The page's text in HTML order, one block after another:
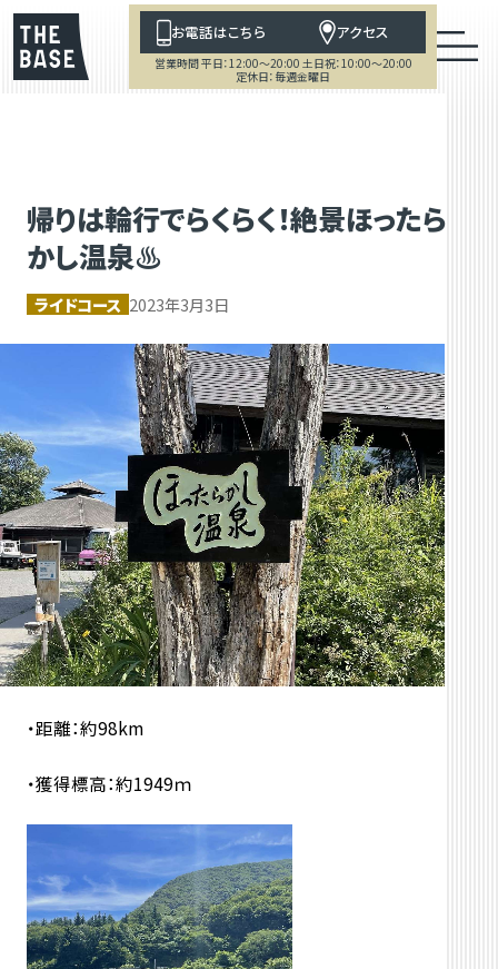
お電話はこちら アクセス
営業時間 平日：12:00～20:00 土日祝：10:00～20:00
定休日：毎週金曜日
帰りは輪行でらくらく！絶景ほったら
かし温泉♨
ライドコース 2023年3月3日
・距離：約98km
・獲得標高：約1949ｍ